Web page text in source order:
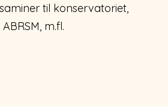
til konservatoriet,
ABRSM, m.fl.